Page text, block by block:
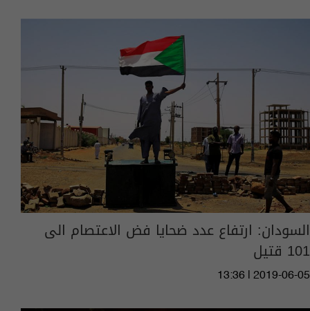
السودان: ارتفاع عدد ضحايا فض الاعتصام الى
101 قتيل
13:36 | 2019-06-05